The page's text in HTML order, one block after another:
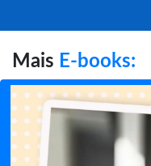
Mais E-books: